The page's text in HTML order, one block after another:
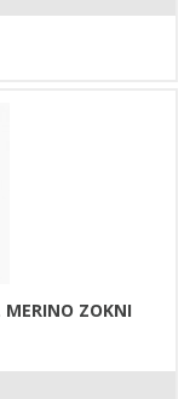
MERINO ZOKNI